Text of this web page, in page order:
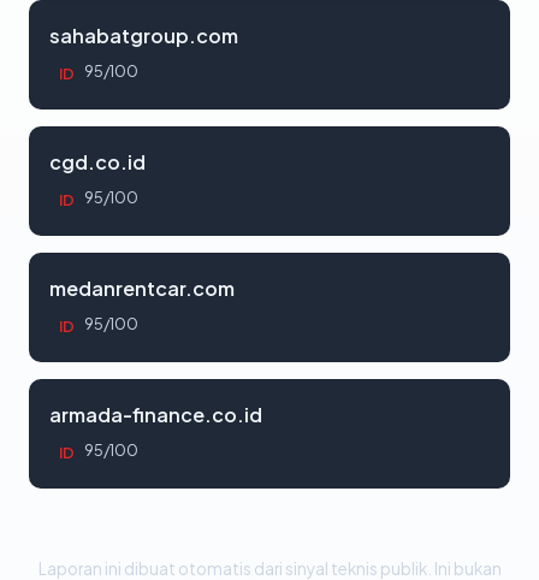
sahabatgroup.com
ID 95/100
cgd.co.id
ID 95/100
medanrentcar.com
ID 95/100
armada-finance.co.id
ID 95/100
Laporan ini dibuat otomatis dari sinyal teknis publik. Ini bukan